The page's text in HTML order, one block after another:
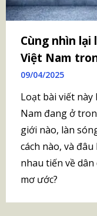
Cùng nhìn
Việt Nam
09/04/2025
Loạt bài viết này
Nam đang ở
giới nào, làn
cách nào, và
nhau tiến về
mơ ước?